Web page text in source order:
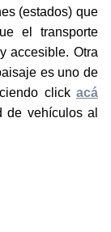
(estados) que
el transporte
accesible. Otra
es uno de
click acá
de vehículos al